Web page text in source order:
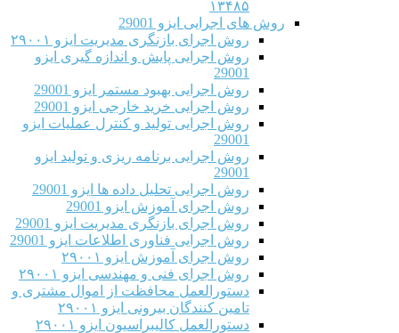
۱۳۴۸۵
روش های اجرایی ایزو 29001
روش اجرای بازنگری مدیریت ایزو ۲۹۰۰۱
روش اجرایی پایش و اندازه گیری ایزو
29001
روش اجرایی بهبود مستمر ایزو 29001
روش اجرایی خرید خارجی ایزو 29001
روش اجرایی تولید و کنترل عملیات ایزو
29001
روش اجرایی برنامه ریزی و تولید ایزو
29001
روش اجرایی تحلیل داده ها ایزو 29001
روش اجرای آموزش ایزو 29001
روش اجرای بازنگری مدیریت ایزو 29001
روش اجرایی فناوری اطلاعات ایزو 29001
روش اجرای آموزش ایزو ۲۹۰۰۱
روش اجرای فنی و مهندسی ایزو ۲۹۰۰۱
دستورالعمل محافظت از اموال مشتری و
تامین کنندگان بیرونی ایزو ۲۹۰۰۱
دستورالعمل کالیبراسیون ایزو ۲۹۰۰۱